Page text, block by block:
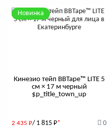
Новинка
Кинезио тейп BBTape™ LITE 5
см × 17 м черный
$р_title_town_up
2 435 Р/ 1 815 Р* 0